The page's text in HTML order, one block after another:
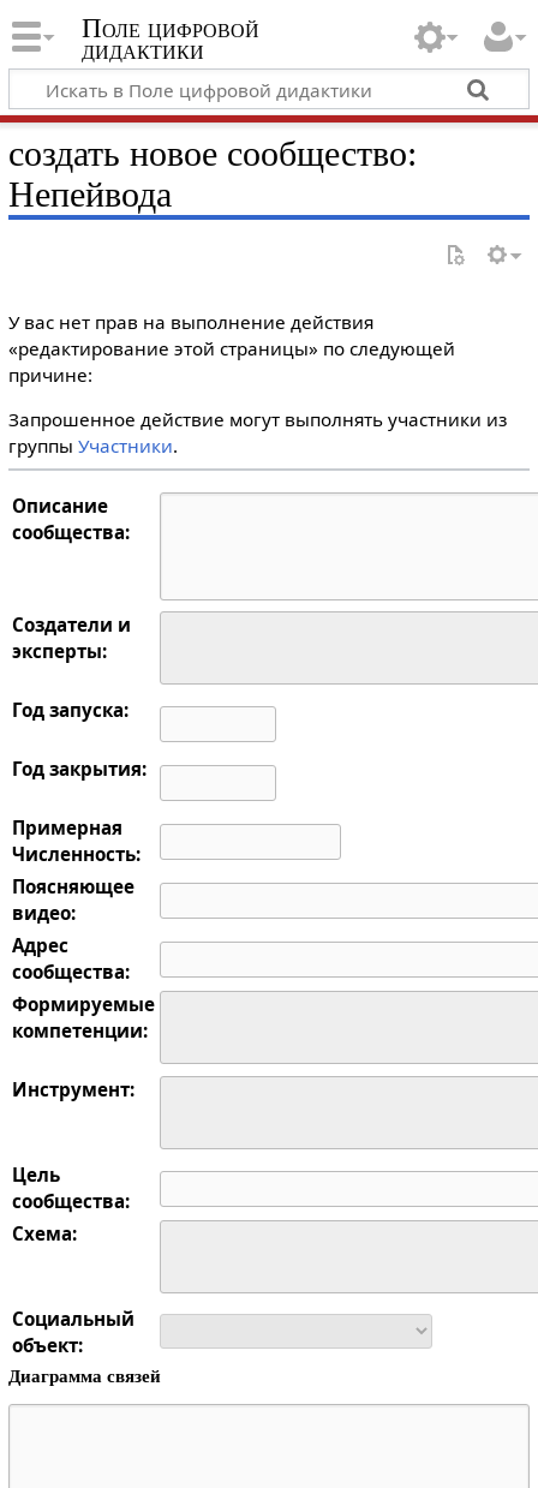
Поле цифровой
дидактики
создать новое сообщество:
Непейвода
У вас нет прав на выполнение действия
«редактирование этой страницы» по следующей
причине:
Запрошенное действие могут выполнять участники из
группы Участники.
Описание
сообщества:
Создатели и
эксперты:
Год запуска:
Год закрытия:
Примерная
Численность:
Поясняющее
видео:
Адрес
сообщества:
Формируемые
компетенции:
Инструмент:
Цель
сообщества:
Схема:
Социальный
объект:
Диаграмма связей